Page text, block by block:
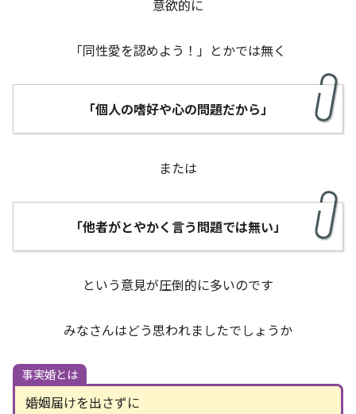
意欲的に
「同性愛を認めよう！」とかでは無く
「個人の嗜好や心の問題だから」
または
「他者がとやかく言う問題では無い」
という意見が圧倒的に多いのです
みなさんはどう思われましたでしょうか
事実婚とは
婚姻届けを出さずに